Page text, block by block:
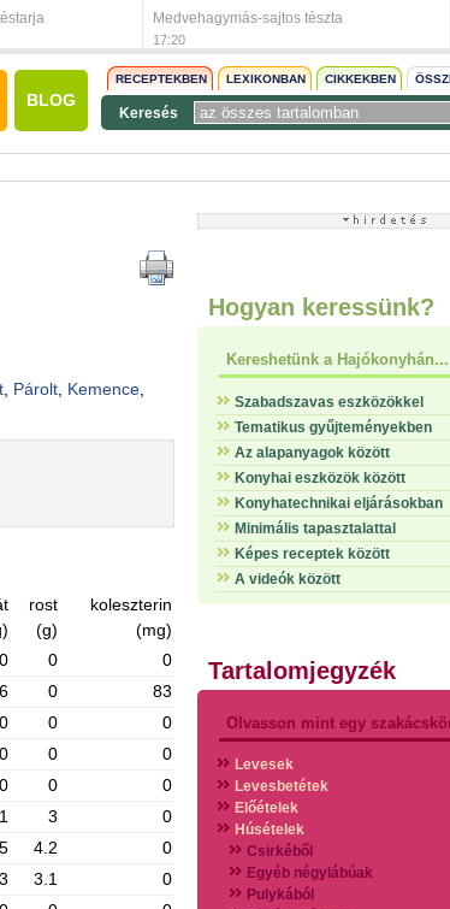
Medvehagymás-sajtos tészta
17:20
BLOG
RECEPTEKBEN LEXIKONBAN CIKKEKBEN
Keresés
, Párolt, Kemence,
rost
(g)
koleszterin
(mg)
0 0
0
0
83
0 0
0
0 0
0
0 0
0
3
0
5 4.2
0
3.1
0
Hogyan keressünk?
Kereshetünk a Hajókonyhán...
Szabadszavas eszközökkel
Tematikus gyűjteményekben
Az alapanyagok között
Konyhai eszközök között
Konyhatechnikai eljárásokban
Minimális tapasztalattal
Képes receptek között
A videók között
Tartalomjegyzék
Olvasson mint egy
Levesek
Levesbetétek
Előételek
Húsételek
Csirkéből
Egyéb négylábúak
Pulykából